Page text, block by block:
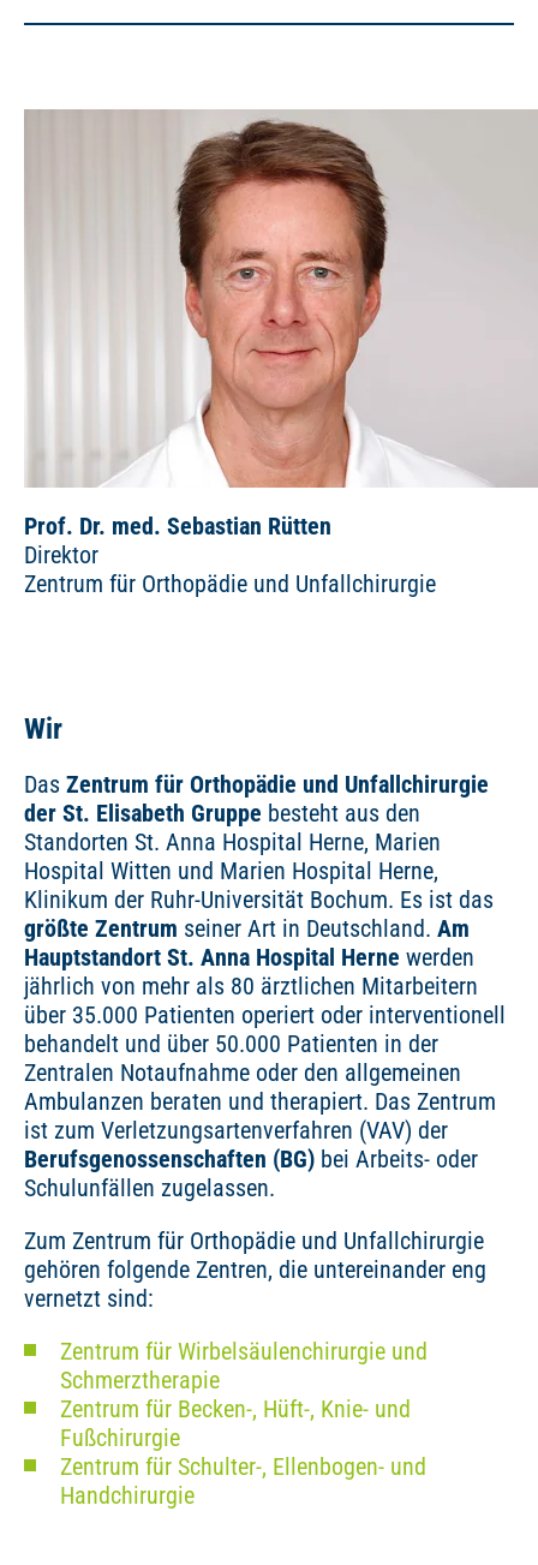
Prof. Dr. med. Sebastian Rütten
Direktor
Zentrum für Orthopädie und Unfallchirurgie
Wir
Das Zentrum für Orthopädie und Unfallchirurgie
der St. Elisabeth Gruppe besteht aus den
Standorten St. Anna Hospital Herne, Marien
Hospital Witten und Marien Hospital Herne,
Klinikum der Ruhr-Universität Bochum. Es ist das
größte Zentrum seiner Art in Deutschland. Am
Hauptstandort St. Anna Hospital Herne werden
jährlich von mehr als 80 ärztlichen Mitarbeitern
über 35.000 Patienten operiert oder interventionell
behandelt und über 50.000 Patienten in der
Zentralen Notaufnahme oder den allgemeinen
Ambulanzen beraten und therapiert. Das Zentrum
ist zum Verletzungsartenverfahren (VAV) der
Berufsgenossenschaften (BG) bei Arbeits- oder
Schulunfällen zugelassen.
Zum Zentrum für Orthopädie und Unfallchirurgie
gehören folgende Zentren, die untereinander eng
vernetzt sind:
Zentrum für Wirbelsäulenchirurgie und
Schmerztherapie
Zentrum für Becken-, Hüft-, Knie- und
Fußchirurgie
Zentrum für Schulter-, Ellenbogen- und
Handchirurgie